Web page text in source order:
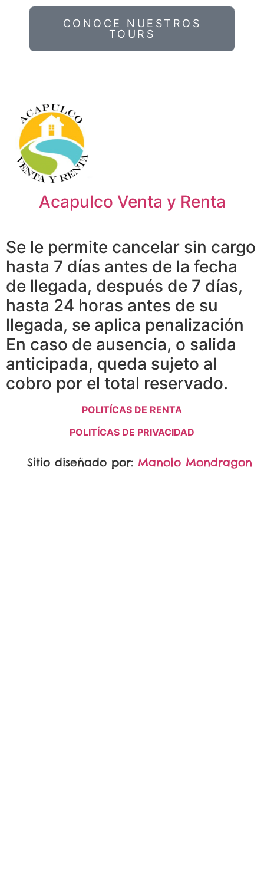
CONOCE NUESTROS
TOURS
Acapulco Venta y Renta
Se le permite cancelar sin cargo
hasta 7 días antes de la fecha
de llegada, después de 7 días,
hasta 24 horas antes de su
llegada, se aplica penalización
En caso de ausencia, o salida
anticipada, queda sujeto al
cobro por el total reservado.
POLITÍCAS DE RENTA
POLITÍCAS DE PRIVACIDAD
Sitio diseñado por: Manolo Mondragon